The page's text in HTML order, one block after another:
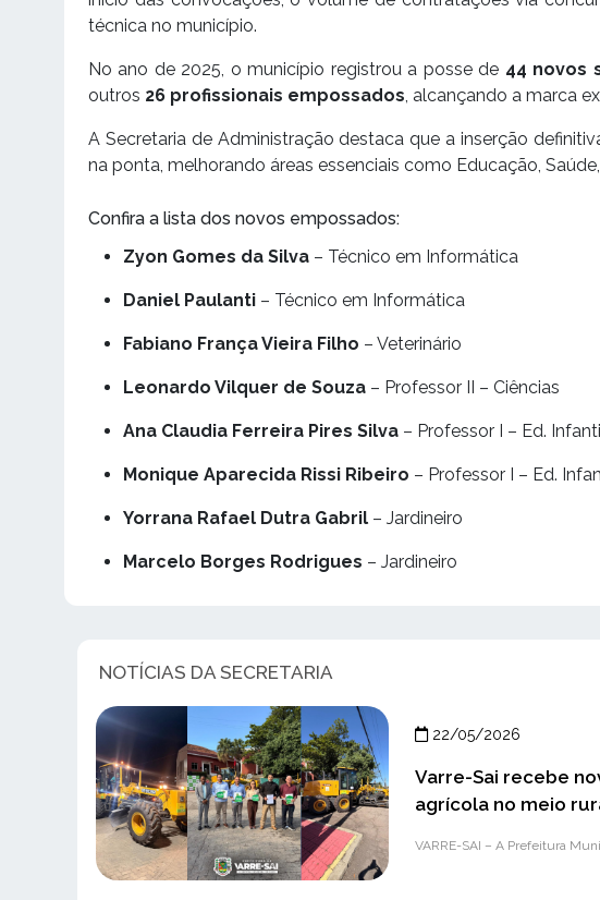
técnica no município.
No ano de 2025, o município registrou a posse de 44 novos
outros 26 profissionais empossados , alcançando a marca
A Secretaria de Administração destaca que a inserção
na ponta, melhorando áreas essenciais como Educação,
Confira a lista dos novos empossados:
Zyon Gomes da Silva – Técnico em Informática
Daniel Paulanti – Técnico em Informática
Fabiano França Vieira Filho – Veterinário
Leonardo Vilquer de Souza – Professor II – Ciências
Ana Claudia Ferreira Pires Silva – Professor I – Ed.
Monique Aparecida Rissi Ribeiro – Professor I – Ed.
Yorrana Rafael Dutra Gabril – Jardineiro
Marcelo Borges Rodrigues – Jardineiro
NOTÍCIAS DA SECRETARIA
22/05/2026
Varre-Sai recebe
agrícola no meio
VARRE-SAI – A Prefeitura